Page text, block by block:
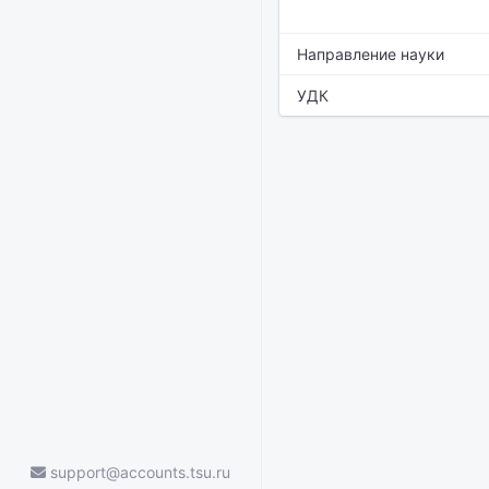
support@accounts.tsu.ru
Направление науки
УДК